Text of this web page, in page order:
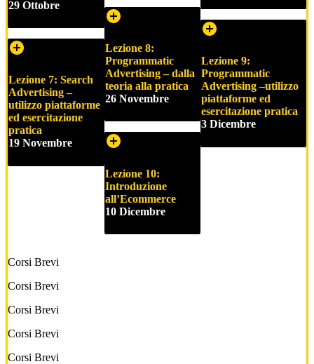
29 Ottobre
Lezione 7: Search
Advertising –
utilizzo piattaforme
ed esercitazione
pratica
19 Novembre
Lezione 8:
Programmatic
Advertising – dalla
teoria alla pratica
26 Novembre
Lezione 10:
Introduzione
all’Ecommerce
10 Dicembre
Lezione 9:
Programmatic
Advertising –utilizzo
piattaforme ed
esercitazione pratica
3 Dicembre
Corsi Brevi
Corsi Brevi
Corsi Brevi
Corsi Brevi
Corsi Brevi